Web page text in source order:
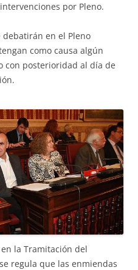
por Pleno.
debatirán en el Pleno
como causa algún
con posterioridad al día de
la Tramitación del
regula que las enmiendas